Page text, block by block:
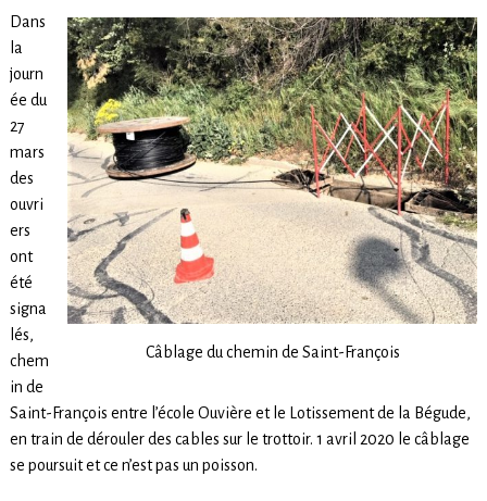
Câblage du chemin de Saint-François
Dans
la
journ
ée du
27
mars
des
ouvri
ers
ont
été
signa
lés,
chem
in de
Saint-François entre l’école Ouvière et le Lotissement de la Bégude,
en train de dérouler des cables sur le trottoir. 1 avril 2020 le câblage
se poursuit et ce n’est pas un poisson.